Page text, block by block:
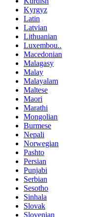
Kyrgyz
Latin
Latvian
Lithuanian
Luxembou..
Macedonian
Malagasy
Malay
Malayalam
Maltese
Maori
Marathi
Mongolian
Burmese
Nepali
Norwegian
Pashto
Persian
Punjabi
Serbian
Sesotho
Sinhala
Slovak
Slovenian